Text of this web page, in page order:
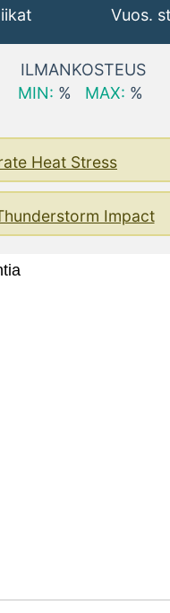
Vuos.
ILMANKOSTEUS
MIN: % MAX: %
Heat Stress
Impact